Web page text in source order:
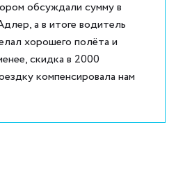
обсуждали сумму в
а в итоге водитель
хорошего полёта и
скидка в 2000
компенсировала нам